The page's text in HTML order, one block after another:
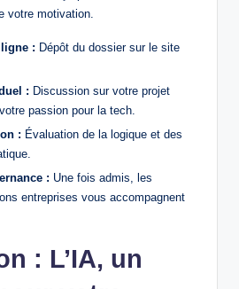
votre motivation.
: Dépôt du dossier sur le site
: Discussion sur votre projet
passion pour la tech.
: Évaluation de la logique et des
: Une fois admis, les
entreprises vous accompagnent
: L’IA, un